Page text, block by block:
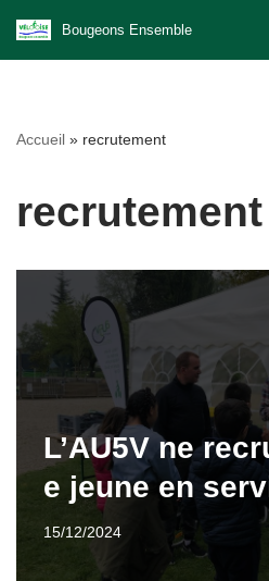
Aller
Bougeons Ensemble
Accueil » recrutement
recrutement
L’AU5V ne
e jeune en
15/12/2024